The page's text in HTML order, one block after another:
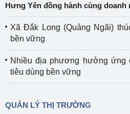
Hưng Yên đồng hành cùng
Xã Đắk Long (Quảng Ngãi)
bền vững
Nhiều địa phương hưởng ứng
tiêu dùng bền vững
QUẢN LÝ THỊ TRƯỜNG